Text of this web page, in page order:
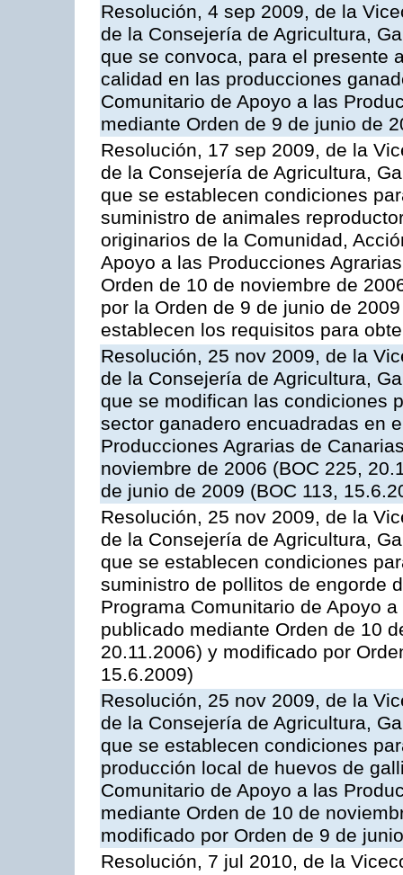
Resolución, 4 sep 2009, de la
de la Consejería de Agricultura,
que se convoca, para el presente
calidad en las producciones
Comunitario de Apoyo a las
mediante Orden de 9 de junio de
Resolución, 17 sep 2009, de la
de la Consejería de Agricultura,
que se establecen condiciones
suministro de animales
originarios de la Comunidad,
Apoyo a las Producciones
Orden de 10 de noviembre de
por la Orden de 9 de junio de
establecen los requisitos para
Resolución, 25 nov 2009, de la
de la Consejería de Agricultura,
que se modifican las condiciones
sector ganadero encuadradas en
Producciones Agrarias de
noviembre de 2006 (BOC 225,
de junio de 2009 (BOC 113,
Resolución, 25 nov 2009, de la
de la Consejería de Agricultura,
que se establecen condiciones
suministro de pollitos de engorde
Programa Comunitario de Apoyo
publicado mediante Orden de 10
20.11.2006) y modificado por
15.6.2009)
Resolución, 25 nov 2009, de la
de la Consejería de Agricultura,
que se establecen condiciones
producción local de huevos de
Comunitario de Apoyo a las
mediante Orden de 10 de
modificado por Orden de 9 de
Resolución, 7 jul 2010, de la